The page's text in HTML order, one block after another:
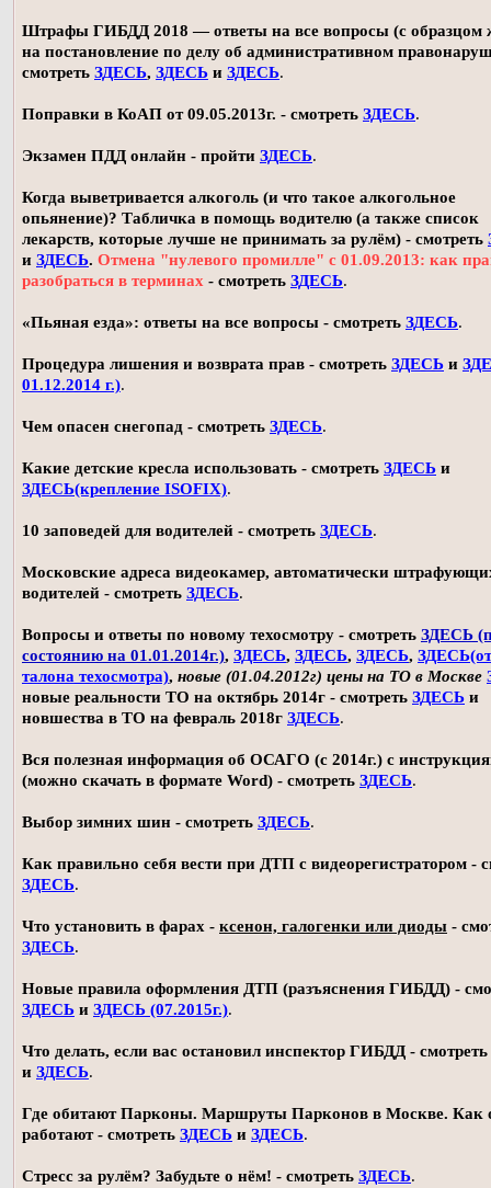
Штрафы ГИБДД 2018 — ответы на все вопросы (с образцом
на постановление по делу об административном
смотреть ЗДЕСЬ, ЗДЕСЬ и ЗДЕСЬ.
Поправки в КоАП от 09.05.2013г. - смотреть ЗДЕСЬ.
Экзамен ПДД онлайн - пройти ЗДЕСЬ.
Когда выветривается алкоголь (и что такое алкогольное
опьянение)? Табличка в помощь водителю (а также список
лекарств, которые лучше не принимать за рулём) - смотреть
и ЗДЕСЬ. Отмена "нулевого промилле" с 01.09.2013: как
разобраться в терминах - смотреть ЗДЕСЬ.
«Пьяная езда»: ответы на все вопросы - смотреть ЗДЕСЬ.
Процедура лишения и возврата прав - смотреть ЗДЕСЬ и
01.12.2014 г.).
Чем опасен снегопад - смотреть ЗДЕСЬ.
Какие детские кресла использовать - смотреть ЗДЕСЬ и
ЗДЕСЬ(крепление ISOFIX).
10 заповедей для водителей - смотреть ЗДЕСЬ.
Московские адреса видеокамер, автоматически
водителей - смотреть ЗДЕСЬ.
Вопросы и ответы по новому техосмотру - смотреть ЗДЕСЬ
состоянию на 01.01.2014г.), ЗДЕСЬ, ЗДЕСЬ, ЗДЕСЬ,
талона техосмотра), новые (01.04.2012г) цены на ТО в Москве
новые реальности ТО на октябрь 2014г - смотреть ЗДЕСЬ и
новшества в ТО на февраль 2018г ЗДЕСЬ.
Вся полезная информация об ОСАГО (с 2014г.) с
(можно скачать в формате Word) - смотреть ЗДЕСЬ.
Выбор зимних шин - смотреть ЗДЕСЬ.
Как правильно себя вести при ДТП с видеорегистратором -
ЗДЕСЬ.
Что установить в фарах - ксенон, галогенки или диоды -
ЗДЕСЬ.
Новые правила оформления ДТП (разъяснения ГИБДД) -
ЗДЕСЬ и ЗДЕСЬ (07.2015г.).
Что делать, если вас остановил инспектор ГИБДД - смотреть
и ЗДЕСЬ.
Где обитают Парконы. Маршруты Парконов в Москве. Как
работают - смотреть ЗДЕСЬ и ЗДЕСЬ.
Стресс за рулём? Забудьте о нём! - смотреть ЗДЕСЬ.